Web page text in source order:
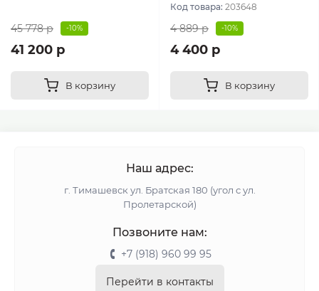
45 778 р -10%
41 200 р
В корзину
Код товара: 203648
4 889 р -10%
4 400 р
В корзину
Наш адрес:
г. Тимашевск ул. Братская 180 (угол с ул.
Пролетарской)
Позвоните нам:
+7 (918) 960 99 95
Перейти в контакты